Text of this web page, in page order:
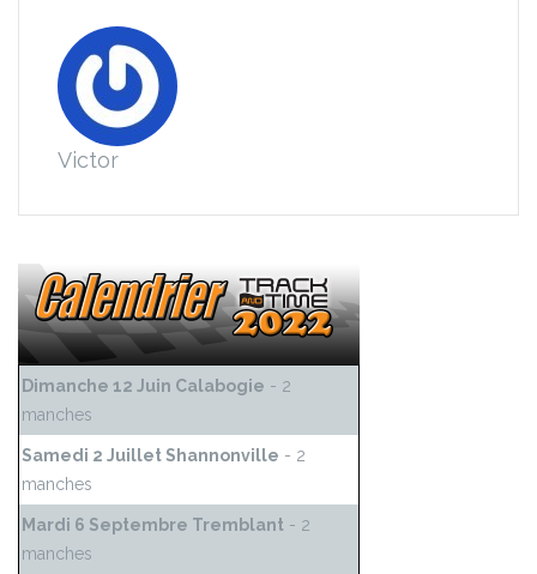
Victor
Dimanche 12 Juin Calabogie - 2
manches
Samedi 2 Juillet Shannonville - 2
manches
Mardi 6 Septembre Tremblant - 2
manches